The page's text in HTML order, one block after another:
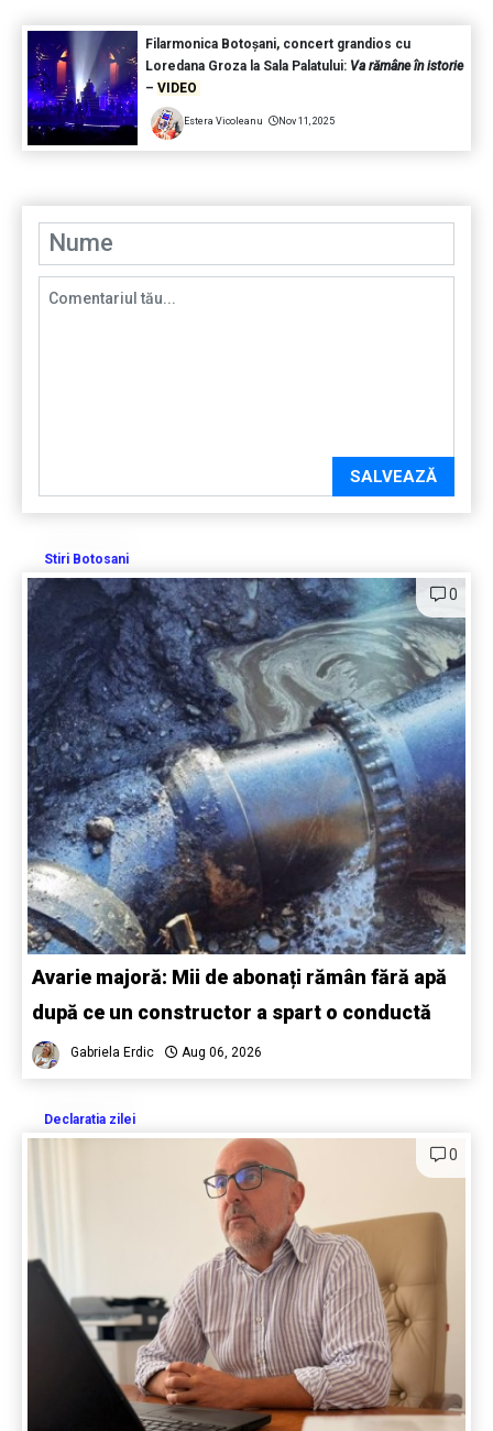
Filarmonica Botoșani, concert grandios cu
Loredana Groza la Sala Palatului: Va rămâne în istorie
– VIDEO
Estera Vicoleanu Nov 11, 2025
SALVEAZĂ
Stiri Botosani
0
Avarie majoră: Mii de abonați rămân fără apă
după ce un constructor a spart o conductă
Gabriela Erdic Aug 06, 2026
Declaratia zilei
0